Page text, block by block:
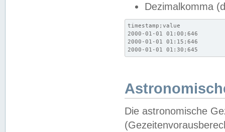
Dezimalkomma
timestamp;value
2000-01-01 01:00;646
2000-01-01 01:15;646
2000-01-01 01:30;645
Die astronomische